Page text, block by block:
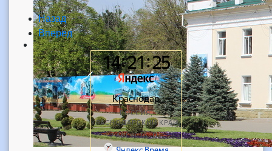
Назад
Вперед